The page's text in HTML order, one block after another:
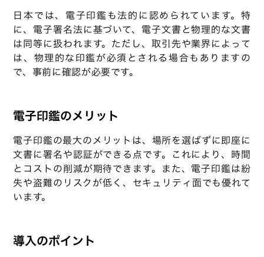
日本では、電子印鑑も法的に認められています。特
に、電子署名法に基づいて、電子文書と物理的な文書
は同等に扱われます。ただし、取引先や業界によって
は、物理的な印鑑が必須とされる場合もありますの
で、事前に確認が必要です。
電子印鑑のメリット
電子印鑑の最大のメリットは、場所を選ばずに即座に
文書に署名や認証ができる点です。これにより、時間
とコストの削減が期待できます。また、電子印鑑は紛
失や盗難のリスクが低く、セキュリティ面でも優れて
います。
導入のポイント